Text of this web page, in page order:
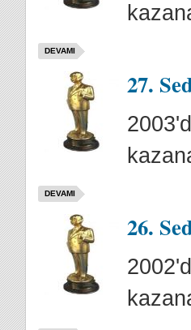
DEVAMI
27.
DEVAMI
26.